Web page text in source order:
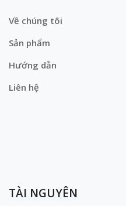
Về chúng tôi
Sản phẩm
Hướng dẫn
Liên hệ
TÀI NGUYÊN